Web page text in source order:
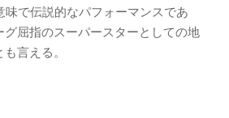
味で伝説的なパフォーマンスであ
グ屈指のスーパースターとしての地
言える。